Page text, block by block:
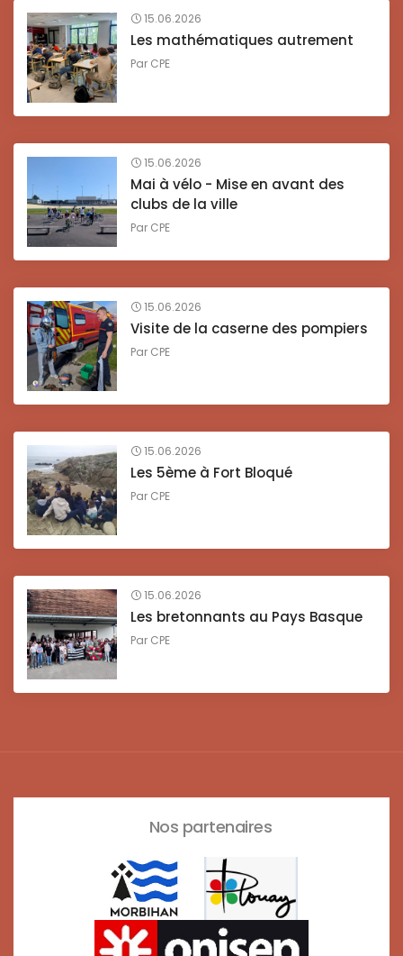
15.06.2026
Les mathématiques autrement
Par CPE
15.06.2026
Mai à vélo - Mise en avant des
clubs de la ville
Par CPE
15.06.2026
Visite de la caserne des pompiers
Par CPE
15.06.2026
Les 5ème à Fort Bloqué
Par CPE
15.06.2026
Les bretonnants au Pays Basque
Par CPE
Nos partenaires